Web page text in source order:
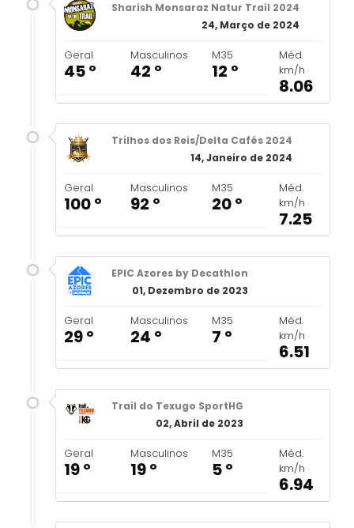
Sharish Monsaraz Natur Trail 2024
24, Março de 2024
Geral
45 º
Masculinos
42 º
M35
12 º
Méd.
km/h
8.06
Trilhos dos Reis/Delta Cafés 2024
14, Janeiro de 2024
Geral
100 º
Masculinos
92 º
M35
20 º
Méd.
km/h
7.25
EPIC Azores by Decathlon
01, Dezembro de 2023
Geral
29 º
Masculinos
24 º
M35
7 º
Méd.
km/h
6.51
Trail do Texugo SportHG
02, Abril de 2023
Geral
19 º
Masculinos
19 º
M35
5 º
Méd.
km/h
6.94